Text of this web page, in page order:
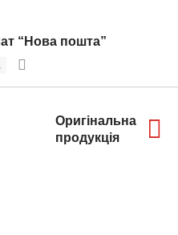
“Нова пошта”
Оригінальна
продукція